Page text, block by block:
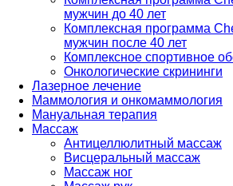
мужчин до 40 лет
Комплексная программа
мужчин после 40 лет
Комплексное спортивное
Онкологические скрининги
Лазерное лечение
Маммология и онкомаммология
Мануальная терапия
Массаж
Антицеллюлитный массаж
Висцеральный массаж
Массаж ног